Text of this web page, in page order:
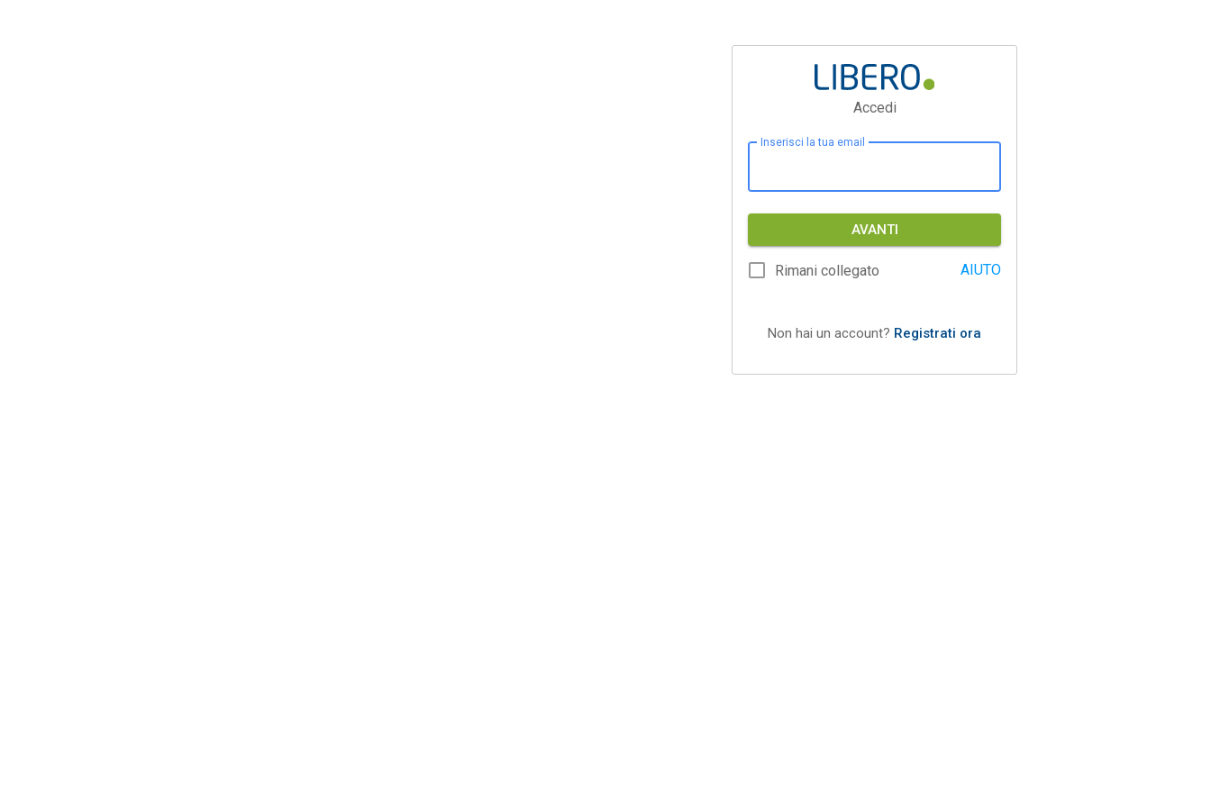
Accedi
Inserisci la tua email
AVANTI
Rimani collegato AIUTO
Non hai un account? Registrati ora